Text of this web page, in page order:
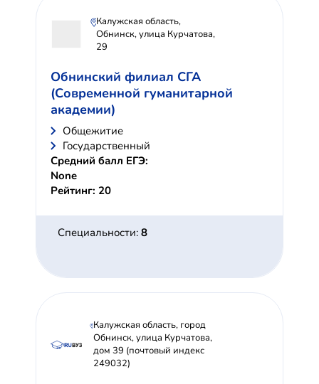
Калужская область,
Обнинск, улица Курчатова,
29
Обнинский филиал СГА
(Современной гуманитарной
академии)
Общежитие
Государственный
Средний балл ЕГЭ:
None
Рейтинг: 20
Специальности: 8
Калужская область, город
Обнинск, улица Курчатова,
дом 39 (почтовый индекс
249032)